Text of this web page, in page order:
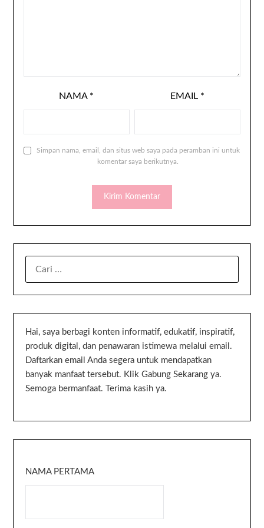
NAMA * EMAIL *
Simpan nama, email, dan situs web saya pada peramban ini untuk
komentar saya berikutnya.
Hai, saya berbagi konten informatif, edukatif, inspiratif,
produk digital, dan penawaran istimewa melalui email.
Daftarkan email Anda segera untuk mendapatkan
banyak manfaat tersebut. Klik Gabung Sekarang ya.
Semoga bermanfaat. Terima kasih ya.
NAMA PERTAMA